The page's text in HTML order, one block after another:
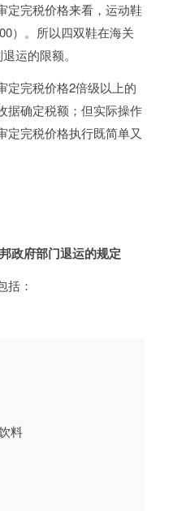
定完税价格来看，运动鞋
）。所以四双鞋在海关
运的限额。
定完税价格2倍级以上的
据确定税额；但实际操作
定完税价格执行既简单又
政府部门退运的规定
括：
料